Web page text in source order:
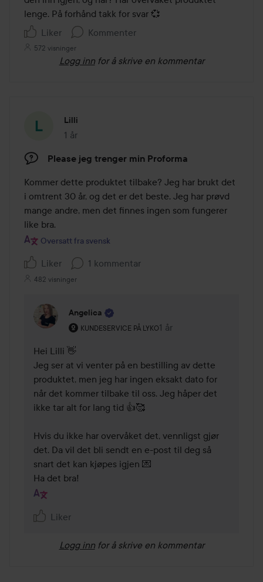
lenge. På forhånd takk for svar 💞
Liker
Kommenter
572 visninger
Logg inn for å skrive en kommentar
Lilli
1 år
Innlegget ble opprettet 1 år
Please jeg trenger min Proforma
Kommer dette produktet tilbake? Jeg har brukt det
i omtrent 30 år, og det er det beste. Jeg har prøvd
mange andre, men det finnes ingen som fungerer
like bra.
Oversatt fra svensk
Liker 1 kommentar
482 visninger
Angelica
KUNDESERVICE PÅ LYKO
Brukerens rolle: Kundeservice på Lyko.
1 år
Kommentaren lades 1 år
Hei Lilli 👋
Jeg ser at vi venter på en bestilling av dette
produktet, men jeg har ingen eksakt dato for
når det kommer tilbake til oss. Jeg håper det
ikke tar alt for lang tid 👍🥰
Hvis du ikke har overvåket det, vennligst gjør
det. Da vil det bli sendt en e-post til deg så
snart det kan kjøpes igjen 💌
Ha det bra!
Liker
Logg inn for å skrive en kommentar